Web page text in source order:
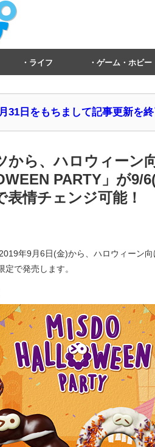
ライフ ゲーム・ホビー
31日をもちまして記事更新を
から、ハロウィーン
PARTY」が9/
情チェンジ可能！
年9月6日(金)から、ハロウィーン向
で発売します。